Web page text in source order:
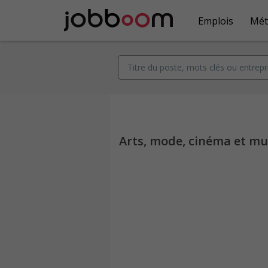
Emplois
Arts, mode, cinéma et